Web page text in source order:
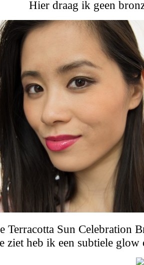
Hier draag ik geen
Terracotta Sun Celebration
ziet heb ik een subtiele